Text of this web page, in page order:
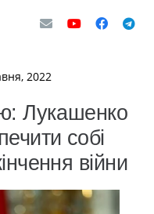
2022
Лукашенко
собі
війни